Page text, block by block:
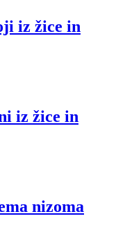
iz žice in
iz žice in
nizoma